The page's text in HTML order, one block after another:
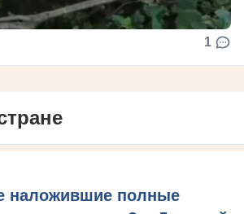
1
наложившие полные